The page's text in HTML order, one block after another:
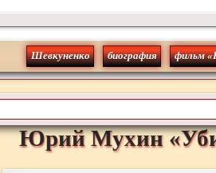
Шевкуненко биография фильм
Юрий Мухин«